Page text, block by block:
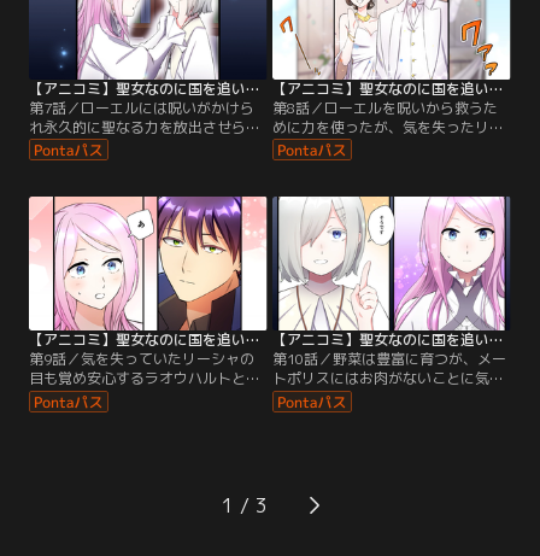
【アニコミ】聖女なのに国を追い出されたので、崩壊寸前の隣国へ来ました～力を解放したので国が平和になってきましたが元の国まで加護は届きませんよ～ 第07話
第7話／ローエルには呪いがかけら
れ永久的に聖なる力を放出させられ
ていることを知ったリーシャ。そん
なリーシャがとった行動とは…
【アニコミ】聖女なのに国を追い出されたので、崩壊寸前の隣国へ来ました～力を解放したので国が平和になってきましたが元の国まで加護は届きませんよ～ 第08話
第8話／ローエルを呪いから救うた
めに力を使ったが、気を失ったリー
シャ。同時期、リーシャの母国バー
ズーデンではとある出来事が起こり
【アニコミ】聖女なのに国を追い出されたので、崩壊寸前の隣国へ来ました～力を解放したので国が平和になってきましたが元の国まで加護は届きませんよ～ 第09話
第9話／気を失っていたリーシャの
目も覚め安心するラオウハルトとロ
ーエル。そんな中、ラオウハルトの
婚約者についての話題になり…
【アニコミ】聖女なのに国を追い出されたので、崩壊寸前の隣国へ来ました～力を解放したので国が平和になってきましたが元の国まで加護は届きませんよ～ 第10話
第10話／野菜は豊富に育つが、メー
トポリスにはお肉がないことに気づ
いたリーシャ。ローエルに相談した
ところ、とある方法を提案され…
1